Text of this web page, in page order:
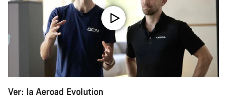
Ver: la Aeroad Evolution